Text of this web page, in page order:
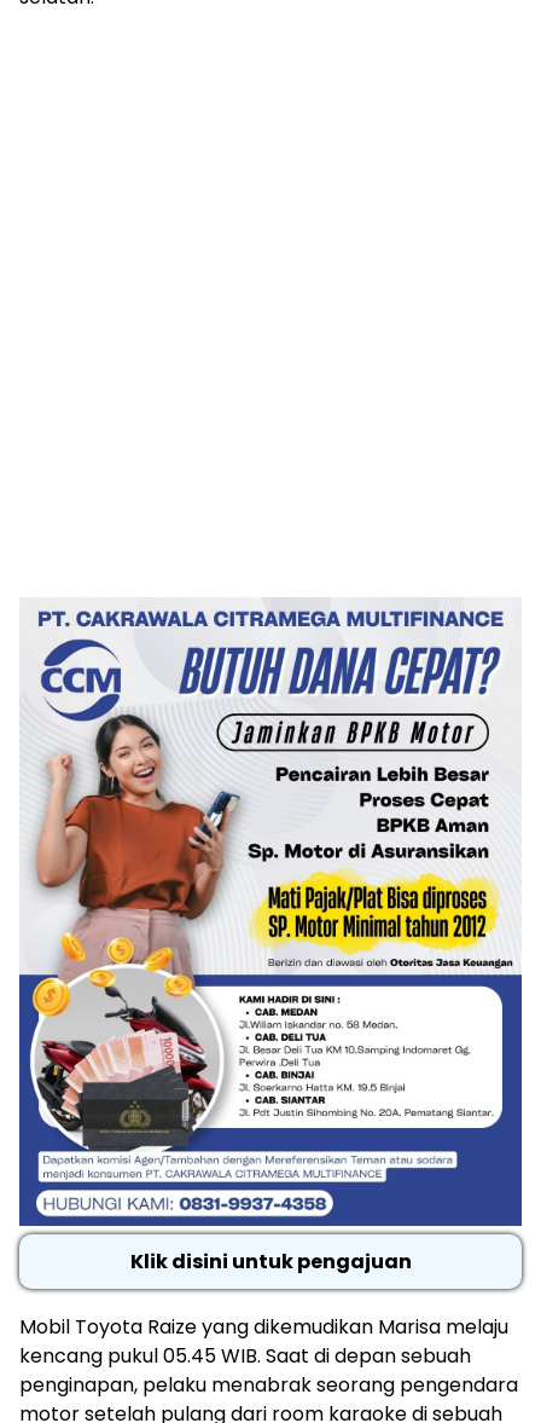
Klik disini untuk pengajuan
Mobil Toyota Raize yang dikemudikan Marisa melaju
kencang pukul 05.45 WIB. Saat di depan sebuah
penginapan, pelaku menabrak seorang pengendara
motor setelah pulang dari room karaoke di sebuah